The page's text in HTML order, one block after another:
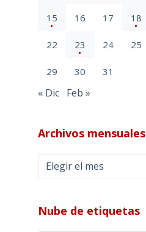
15 16 17 18
22 23 24 25
29 30 31
« Dic Feb »
Archivos mensuales
Archivos
mensuales
Nube de etiquetas